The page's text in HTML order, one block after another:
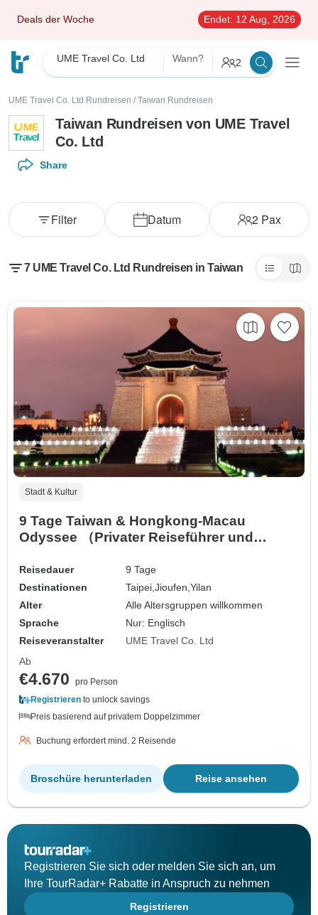
Deals der Woche Endet: 12 Aug, 2026
UME Travel Co. Ltd Wann? 2
UME Travel Co. Ltd Rundreisen / Taiwan Rundreisen
Taiwan Rundreisen von UME Travel
Co. Ltd
Share
Datum 2 Pax
Filter
7 UME Travel Co. Ltd Rundreisen in Taiwan
Stadt & Kultur
9 Tage Taiwan & Hongkong-Macau
Odyssee （Privater Reiseführer und
Reisedauer
9 Tage
Destinationen
Taipei,Jioufen,Yilan
Alter
Alle Altersgruppen willkommen
Sprache
Nur: Englisch
Reiseveranstalter
UME Travel Co. Ltd
Ab
€4.670
pro Person
Registrieren to unlock savings
Preis basierend auf privatem Doppelzimmer
Buchung erfordert mind. 2 Reisende
Reise ansehen
Broschüre herunterladen
Registrieren Sie sich oder melden Sie sich an, um
Ihre TourRadar+ Rabatte in Anspruch zu nehmen
Registrieren